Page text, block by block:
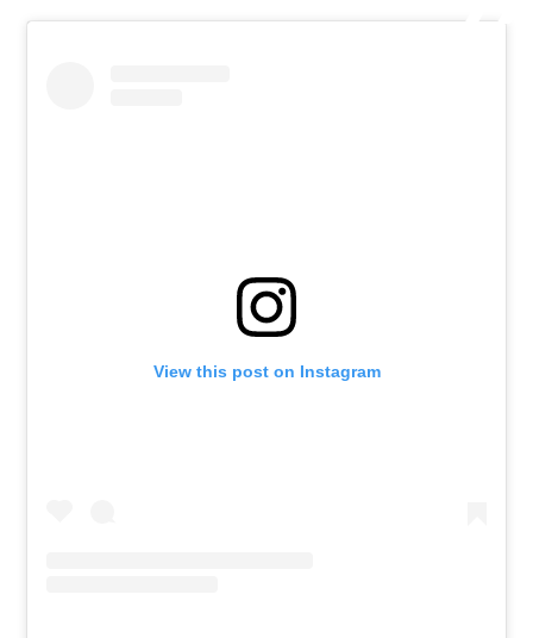
View this post on Instagram